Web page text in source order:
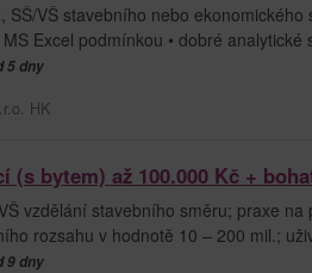
SŠ/VŠ stavebního nebo
Excel podmínkou • dobré
5 dny
HK
(s bytem) až 100.000 Kč +
vzdělání stavebního směru; praxe
rozsahu v hodnotě 10 – 200 mil.;
9 dny